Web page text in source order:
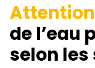
de l’eau
selon